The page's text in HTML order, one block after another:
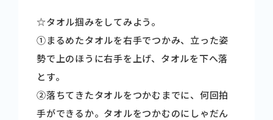
☆タオル掴みをしてみよう。
➀まるめたタオルを右手でつかみ、立った姿
勢で上のほうに右手を上げ、タオルを下へ落
とす。
➁落ちてきたタオルをつかむまでに、何回拍
手ができるか。タオルをつかむのにしゃだん